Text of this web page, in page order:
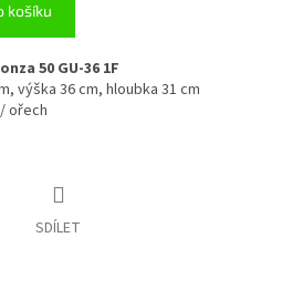
košíku
50 GU-36 1F
výška 36 cm, hloubka 31 cm
ořech
SDÍLET